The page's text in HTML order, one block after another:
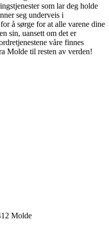
som lar deg holde
seg underveis i
å sørge for at alle varene dine
sin, uansett om det er
våre finnes
Molde til resten av verden!
Molde